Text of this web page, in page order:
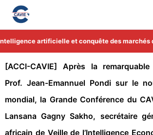
artificielle et conquête des marchés de
[ACCI-CAVIE] Après la
Prof. Jean-Emannuel Pondi sur le
mondial, la Grande Conférence du
Lansana Gagny Sakho, secrétaire
africain de Veille de l’Intelligence